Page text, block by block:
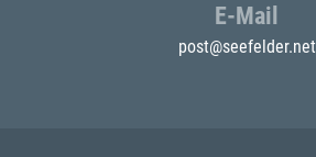
E-Mail
post@seefelder.net